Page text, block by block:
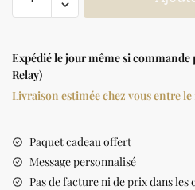
Expédié le jour même si commande
Relay)
Livraison estimée chez vous entre le
Paquet cadeau offert
Message personnalisé
Pas de facture ni de prix dans les